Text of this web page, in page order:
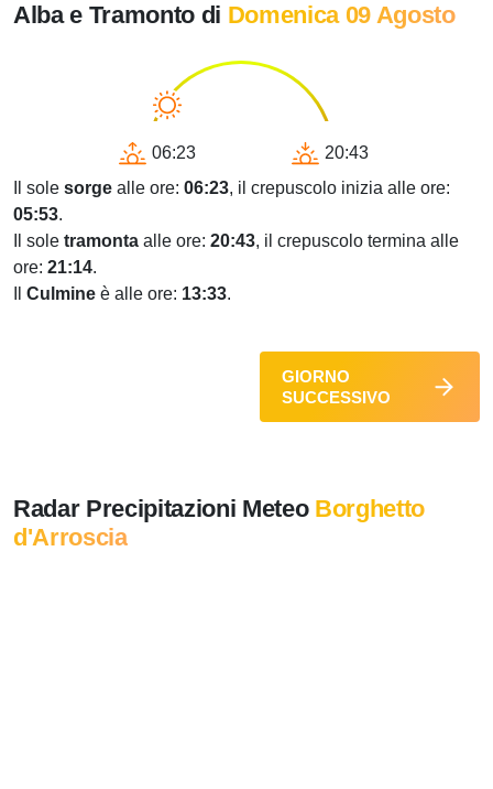
Alba e Tramonto di Domenica 09 Agosto
06:23
20:43
Il sole sorge alle ore: 06:23, il crepuscolo inizia alle ore:
05:53.
Il sole tramonta alle ore: 20:43, il crepuscolo termina alle
ore: 21:14.
Culmine è alle ore: 13:33.
GIORNO
SUCCESSIVO
Radar Precipitazioni Meteo Borghetto
d'Arroscia